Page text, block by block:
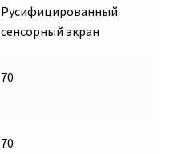
Русифицированный
сенсорный экран
70
70